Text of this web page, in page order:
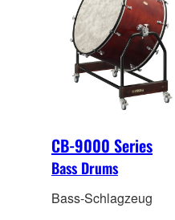
CB-9000 Series
Bass Drums
Bass-Schlagzeug